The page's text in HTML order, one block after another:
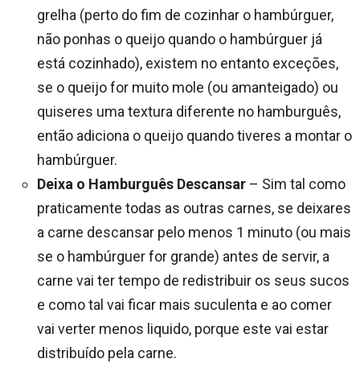
grelha (perto do fim de cozinhar o hambúrguer,
não ponhas o queijo quando o hambúrguer já
está cozinhado), existem no entanto exceções,
se o queijo for muito mole (ou amanteigado) ou
quiseres uma textura diferente no hamburguês,
então adiciona o queijo quando tiveres a montar o
hambúrguer.
Deixa o Hamburguês Descansar – Sim tal como
praticamente todas as outras carnes, se deixares
a carne descansar pelo menos 1 minuto (ou mais
se o hambúrguer for grande) antes de servir, a
carne vai ter tempo de redistribuir os seus sucos
e como tal vai ficar mais suculenta e ao comer
vai verter menos liquido, porque este vai estar
distribuído pela carne.